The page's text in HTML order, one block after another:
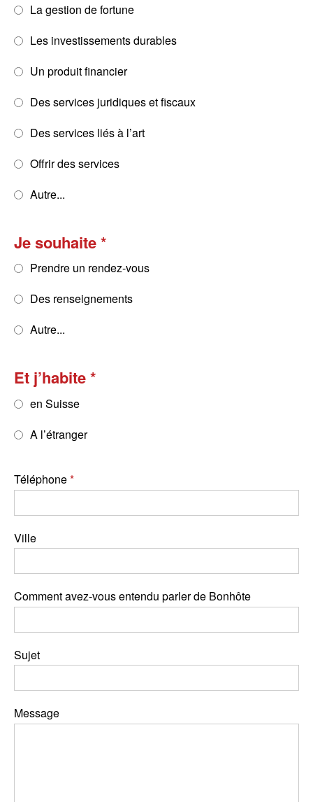
La gestion de fortune
Les investissements durables
Un produit financier
Des services juridiques et fiscaux
Des services liés à l’art
Offrir des services
Autre...
Je souhaite
Prendre un rendez-vous
Des renseignements
Autre...
Et j’habite
en Suisse
A l’étranger
Téléphone
Ville
Comment avez-vous entendu parler de Bonhôte
Sujet
Message